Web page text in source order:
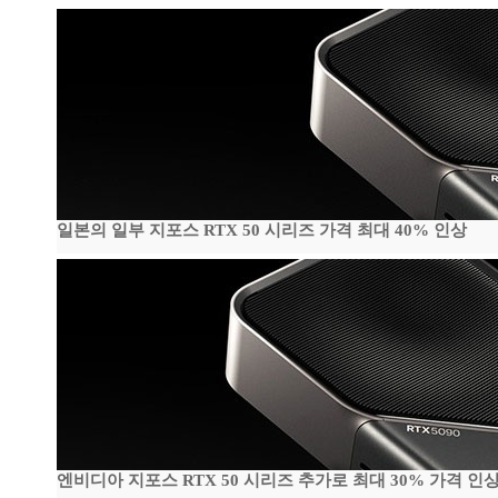
일본의 일부 지포스 RTX 50 시리즈 가격 최대 40% 인상
엔비디아 지포스 RTX 50 시리즈 추가로 최대 30% 가격 인